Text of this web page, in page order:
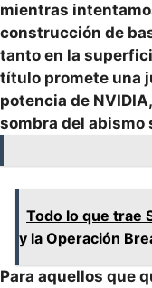
mientras
construcción de
tanto en la
título promete una
potencia de
sombra del abismo
Todo lo que trae
y la Operación
Para aquellos que